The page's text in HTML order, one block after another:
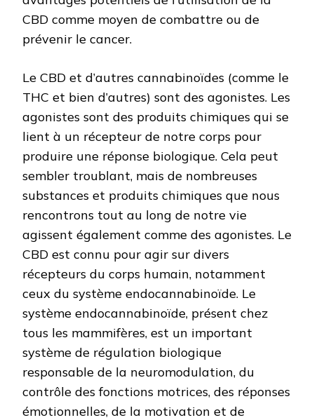
CBD comme moyen de combattre ou de
prévenir le cancer.
Le CBD et d’autres cannabinoïdes (comme le
THC et bien d’autres) sont des agonistes. Les
agonistes sont des produits chimiques qui se
lient à un récepteur de notre corps pour
produire une réponse biologique. Cela peut
sembler troublant, mais de nombreuses
substances et produits chimiques que nous
rencontrons tout au long de notre vie
agissent également comme des agonistes. Le
CBD est connu pour agir sur divers
récepteurs du corps humain, notamment
ceux du système endocannabinoïde. Le
système endocannabinoïde, présent chez
tous les mammifères, est un important
système de régulation biologique
responsable de la neuromodulation, du
contrôle des fonctions motrices, des réponses
émotionnelles, de la motivation et de